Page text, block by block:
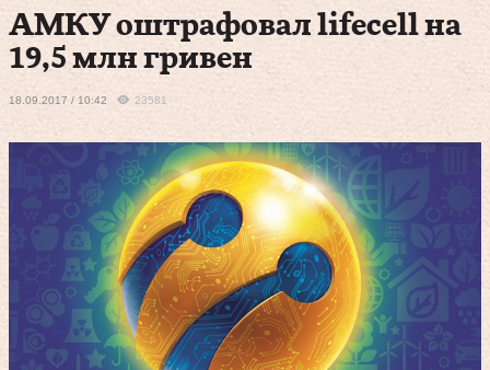
АМКУ оштрафовал lifecell на
19,5 млн гривен
18.09.2017 / 10:42 23581